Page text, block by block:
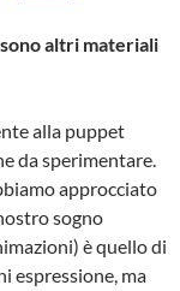
altri materiali
alla puppet
da sperimentare.
approcciato
sogno
è quello di
espressione, ma